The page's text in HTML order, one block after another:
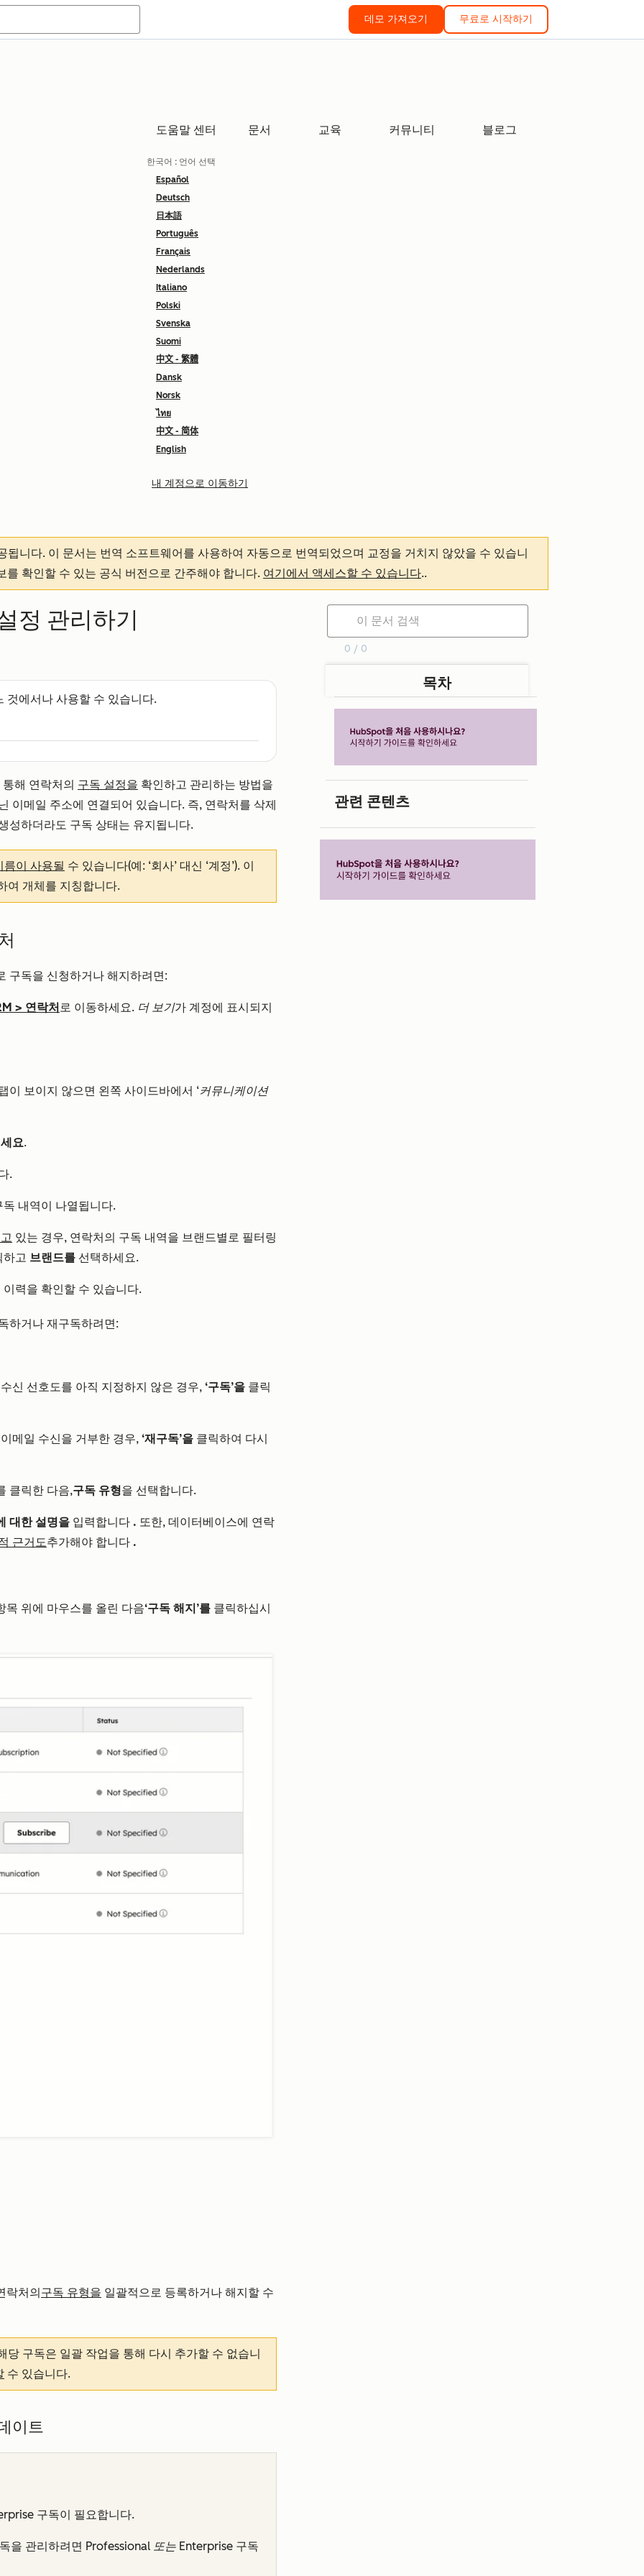
데모 가져오기 무료로 시작하기
도움말 센터 문서 교육 커뮤니티 블로그
한국어 : 언어 선택
Español
Deutsch
日本語
Português
Français
Nederlands
Italiano
Polski
Svenska
Suomi
中文 - 繁體
Dansk
Norsk
ไทย
中文 - 简体
English
내 계정으로 이동하기
됩니다. 이 문서는 번역 소프트웨어를 사용하여 자동으로 번역되었으며 교정을 거치지 않았을 수 있습니
확인할 수 있는 공식 버전으로 간주해야 합니다. 여기에서 액세스할 수 있습니다..
정 관리하기
것에서나 사용할 수 있습니다.
해 연락처의 구독 설정을 확인하고 관리하는 방법을
이메일 주소에 연결되어 있습니다. 즉, 연락처를 삭제
성하더라도 구독 상태는 유지됩니다.
이 사용될 수 있습니다(예: ‘회사’ 대신 ‘계정’). 이
여 개체를 지칭합니다.
구독을 신청하거나 해지하려면:
> 연락처로 이동하세요. 더 보기가 계정에 표시되지
이 보이지 않으면 왼쪽 사이드바에서 ‘커뮤니케이션
요.
.
내역이 나열됩니다.
있는 경우, 연락처의 구독 내역을 브랜드별로 필터링
하고 브랜드를 선택하세요.
력을 확인할 수 있습니다.
하거나 재구독하려면:
신 선호도를 아직 지정하지 않은 경우, ‘구독’을 클릭
메일 수신을 거부한 경우, ‘재구독’을 클릭하여 다시
클릭한 다음,구독 유형을 선택합니다.
대한 설명을 입력합니다 . 또한, 데이터베이스에 연락
근거도추가해야 합니다 .
목 위에 마우스를 올린 다음‘구독 해지’를 클릭하십시
락처의 구독 유형을 일괄적으로 등록하거나 해지할 수
구독은 일괄 작업을 통해 다시 추가할 수 없습니
수 있습니다.
이트
구독이 필요합니다.
을 관리하려면 Professional 또는 Enterprise 구독
0 / 0
목차
관련 콘텐츠